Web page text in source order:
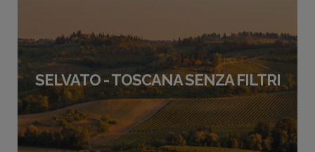
SELVATO - TOSCANA SENZA FILTRI